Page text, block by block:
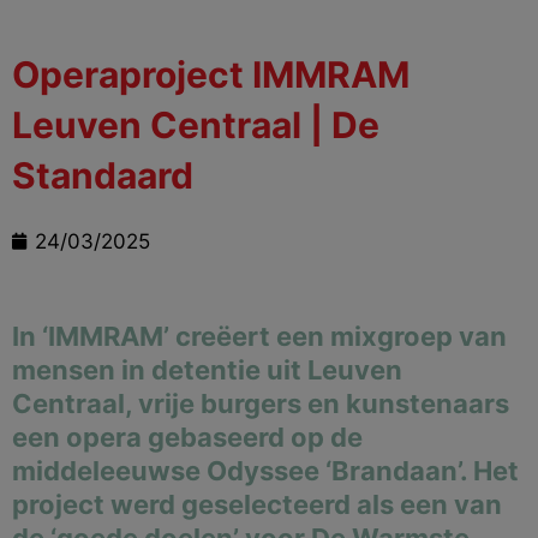
Operaproject IMMRAM
Leuven Centraal | De
Standaard
24/03/2025
In ‘IMMRAM’ creëert een mixgroep van
mensen in detentie uit Leuven
Centraal, vrije burgers en kunstenaars
een opera gebaseerd op de
middeleeuwse Odyssee ‘Brandaan’. Het
project werd geselecteerd als een van